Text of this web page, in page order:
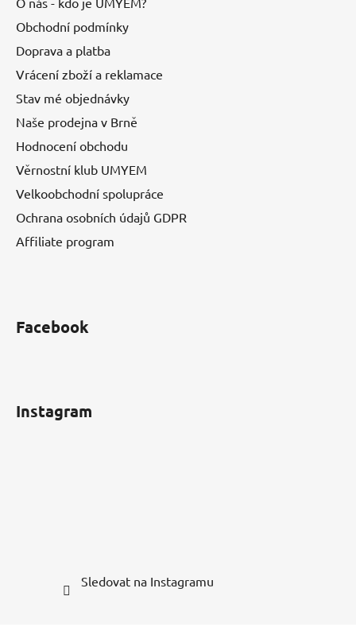
Obchodní podmínky
Doprava a platba
Vrácení zboží a reklamace
Stav mé objednávky
Naše prodejna v Brně
Hodnocení obchodu
Věrnostní klub UMYEM
Velkoobchodní spolupráce
Ochrana osobních údajů GDPR
Affiliate program
Facebook
Instagram
Sledovat na Instagramu